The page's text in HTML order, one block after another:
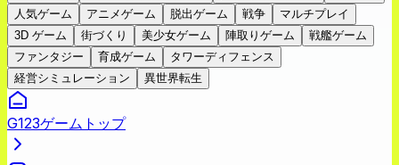
人気ゲーム
アニメゲーム 脱出ゲーム 戦争
マルチプレイ
3D ゲーム
街づくり 美少女ゲーム 陣取りゲーム
戦艦ゲーム
ファンタジー
育成ゲーム
タワーディフェンス
経営シミュレーション
異世界転生
G123ゲームトップ